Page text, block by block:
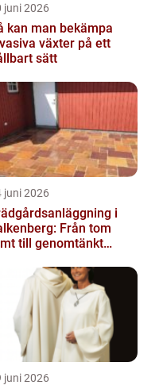
juni 2026
kan man bekämpa
växter på ett
sätt
juni 2026
i
Från tom
till genomtänkt
juni 2026